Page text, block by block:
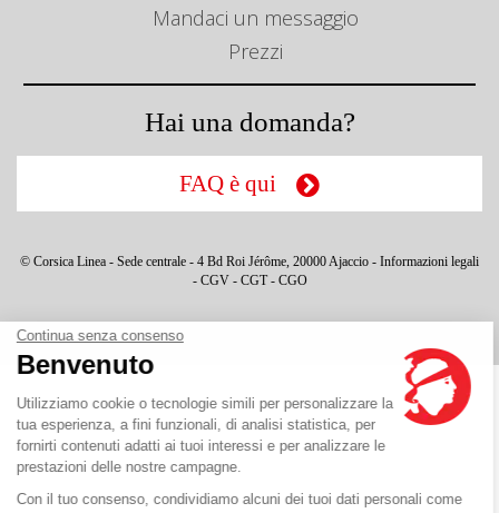
Continua senza consenso
Benvenuto
Utilizziamo cookie o tecnologie simili per personalizzare la
tua esperienza, a fini funzionali, di analisi statistica, per
fornirti contenuti adatti ai tuoi interessi e per analizzare le
prestazioni delle nostre campagne.
Con il tuo consenso, condividiamo alcuni dei tuoi dati personali come
Mandaci un messaggio
Prezzi
Hai una domanda?
FAQ è qui
© Corsica Linea - Sede centrale - 4 Bd Roi Jérôme, 20000 Ajaccio - Informazioni legali
- CGV- CGT- CGO